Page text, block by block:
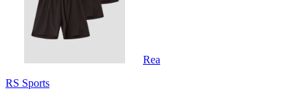
Rea
RS Sports